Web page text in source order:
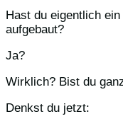
Hast du eigentlich
aufgebaut?
Ja?
Wirklich? Bist du
Denkst du jetzt: